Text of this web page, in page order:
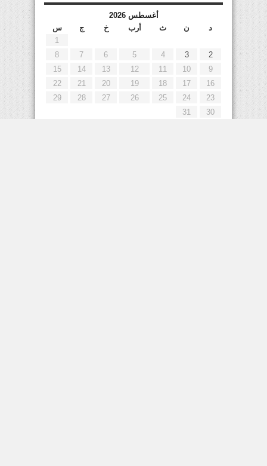
أغسطس 2026
د
ن ث أرب خ ج
س
1
2
3
4
5
6
7
8
9
10
11
12
13
14
15
16
17
18
19
20
21
22
23
24
25
26
27
28
29
30
31